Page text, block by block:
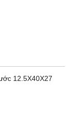
12.5X40X27